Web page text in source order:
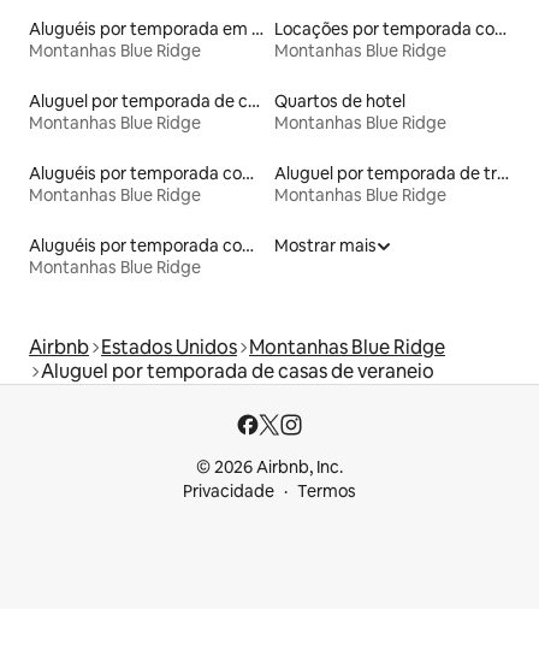
Aluguéis por temporada em acampamentos
Montanhas Blue Ridge
Locações por temporada com piscina
Montanhas Blue Ridge
Aluguel por temporada de casas na árvore
Montanhas Blue Ridge
Quartos de hotel
Montanhas Blue Ridge
Aluguéis por temporada com caiaque
Montanhas Blue Ridge
Aluguel por temporada de trens
Montanhas Blue Ridge
Aluguéis por temporada com café da manhã
Montanhas Blue Ridge
Mostrar mais
Airbnb Estados Unidos Montanhas Blue Ridge
Aluguel por temporada de casas de veraneio
© 2026 Airbnb, Inc.
Privacidade
Termos